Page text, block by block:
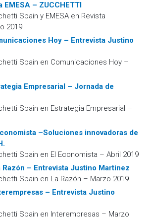
– ZUCCHETTI
Spain y EMESA en Revista
2019
Hoy – Entrevista Justino
Spain en Comunicaciones Hoy –
Empresarial – Jornada de
Spain en Estrategia Empresarial –
–Soluciones innovadoras de
Spain en El Economista – Abril 2019
Razón – Entrevista Justino Martinez
Spain en La Razón – Marzo 2019
– Entrevista Justino
Spain en Interempresas – Marzo